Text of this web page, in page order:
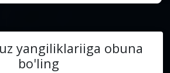
yangiliklariiga obuna
bo'ling